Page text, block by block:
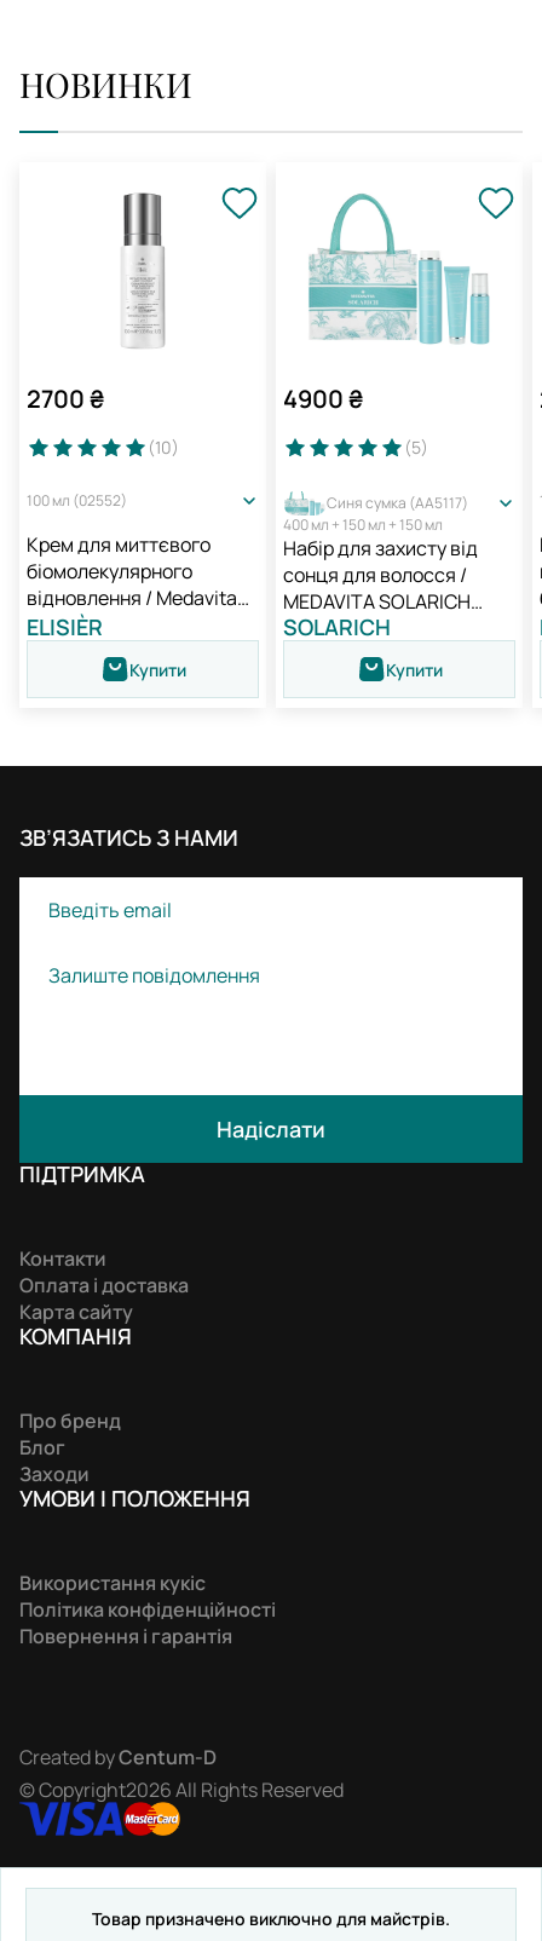
Товар призначено виключно для майстрів.
НОВИНКИ
2700₴
(10)
100 мл (02552)
Крем для миттєвого
біомолекулярного
відновлення / Medavita
Elisièr Instant Bond Repair
Leave-in Cream
ELISIÈR
Купити
4900₴
(5)
Синя сумка (AA5117)
400 мл + 150 мл + 150 мл
Набір для захисту від
сонця для волосся /
MEDAVITA SOLARICH
NEW
SOLARICH
Купити
ПІДТРИМКА
Контакти
Оплата і доставка
Карта сайту
КОМПАНIЯ
Про бренд
Блог
Заходи
УМОВИ І ПОЛОЖЕННЯ
Використання кукіс
Політика конфіденційності
Повернення і гарантія
ЗВ’ЯЗАТИСЬ З НАМИ
Надіслати
Created byCentum-D
© Copyright2026 All Rights Reserved